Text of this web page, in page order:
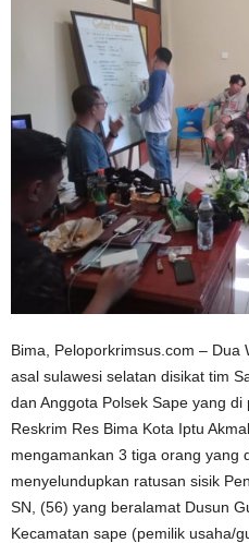
Bima, Peloporkrimsus.com – Dua
asal sulawesi selatan disikat tim
dan Anggota Polsek Sape yang
Reskrim Res Bima Kota Iptu
mengamankan 3 tiga orang yang
menyelundupkan ratusan sisik
SN, (56) yang beralamat Dusun
Kecamatan sape (pemilik usaha/